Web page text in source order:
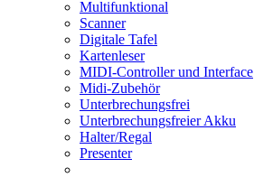
Multifunktional
Scanner
Digitale Tafel
Kartenleser
MIDI-Controller und Interface
Midi-Zubehör
Unterbrechungsfrei
Unterbrechungsfreier Akku
Halter/Regal
Presenter